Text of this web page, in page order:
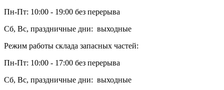
Пн-Пт: 10:00 - 19:00 без перерыва
Сб, Вс, праздничные дни: выходные
Режим работы склада запасных частей:
Пн-Пт: 10:00 - 17:00 без перерыва
Сб, Вс, праздничные дни: выходные